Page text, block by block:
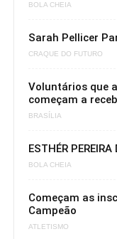
BOLA CHEIA
Sarah Pellicer
CRAQUE DO FUTURO
Voluntários que
começam a
BRASÍLIA
ESTHÉR PEREIRA
BOLA CHEIA
Começam as
Campeão
ATLETISMO